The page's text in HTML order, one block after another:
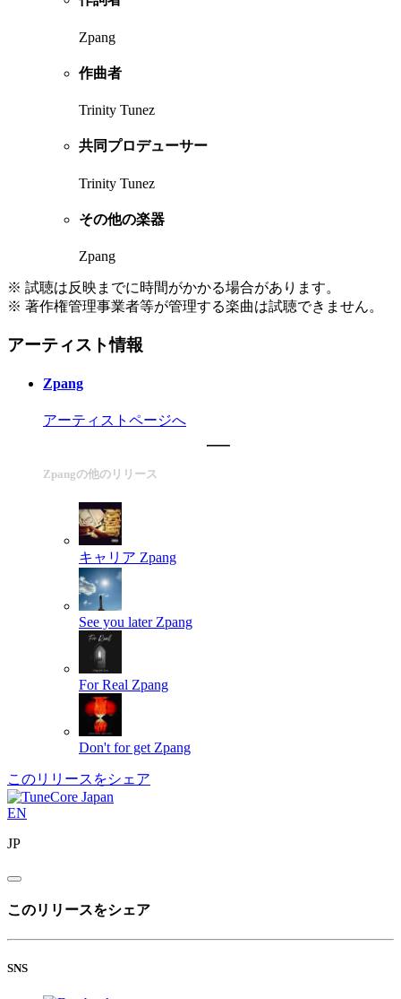
Zpang
作曲者
Trinity Tunez
共同プロデューサー
Trinity Tunez
その他の楽器
Zpang
※ 試聴は反映までに時間がかかる場合があります。
※ 著作権管理事業者等が管理する楽曲は試聴できません。
アーティスト情報
Zpang
アーティストページへ
Zpangの他のリリース
キャリア Zpang
See you later Zpang
For Real Zpang
Don't for get Zpang
このリリースをシェア
EN
JP
このリリースをシェア
SNS